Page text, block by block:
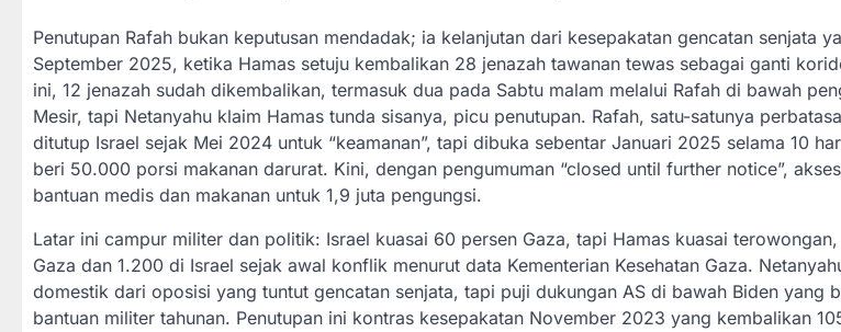
Penutupan Rafah bukan keputusan mendadak; ia kelanjutan dari kesepakatan gencatan senjata
September 2025, ketika Hamas setuju kembalikan 28 jenazah tawanan tewas sebagai ganti
ini, 12 jenazah sudah dikembalikan, termasuk dua pada Sabtu malam melalui Rafah di bawah
Mesir, tapi Netanyahu klaim Hamas tunda sisanya, picu penutupan. Rafah, satu-satunya
ditutup Israel sejak Mei 2024 untuk “keamanan”, tapi dibuka sebentar Januari 2025 selama 10
beri 50.000 porsi makanan darurat. Kini, dengan pengumuman “closed until further notice”,
bantuan medis dan makanan untuk 1,9 juta pengungsi.
Latar ini campur militer dan politik: Israel kuasai 60 persen Gaza, tapi Hamas kuasai
Gaza dan 1.200 di Israel sejak awal konflik menurut data Kementerian Kesehatan Gaza.
domestik dari oposisi yang tuntut gencatan senjata, tapi puji dukungan AS di bawah Biden yang
bantuan militer tahunan. Penutupan ini kontras kesepakatan November 2023 yang kembalikan